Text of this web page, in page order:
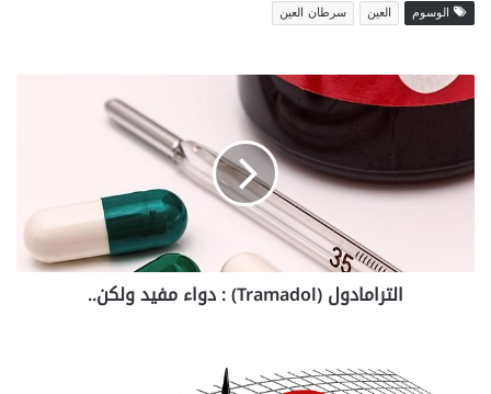
الوسوم العين سرطان العين
ا
ل
ر
ا
الترامادول (Tramadol) : دواء مفيد ولكن..